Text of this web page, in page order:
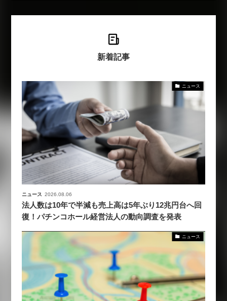
新着記事
ニュース
ニュース 2026.08.06
法人数は10年で半減も売上高は5年ぶり12兆円台へ回
復！パチンコホール経営法人の動向調査を発表
ニュース